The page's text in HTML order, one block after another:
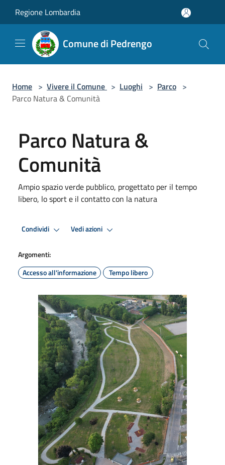
Regione Lombardia
Comune di Pedrengo
Home > Vivere il Comune > Luoghi > Parco >
Parco Natura & Comunità
Parco Natura &
Comunità
Ampio spazio verde pubblico, progettato per il tempo
libero, lo sport e il contatto con la natura
Condividi Vedi azioni
Argomenti:
Accesso all'informazione
Tempo libero